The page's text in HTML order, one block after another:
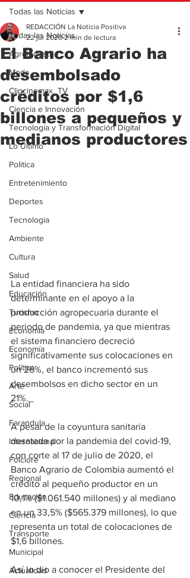
Todas las Noticias
Agroindustria
Moda
Clipcinemax_TV
Ciencia e Innovación
Tecnología y Transformación Digital
Lo Ultimo
Politica
Entretenimiento
Deportes
Tecnologia
Ambiente
Cultura
Salud
Educación
Turismo
Economía
Economía
Política
Arte
Social
Farandula
Internacional
Folclore
Regional
Educación
Ciencia
Transporte
Municipal
Actualidad
Todas las Noticias
El Banco Agrario ha
desembolsado
créditos por $1,6
billones a pequeños y
medianos productores
REDACCIÓN La Noticia Positiva
22 jul 2020 2 min de lectura
La entidad financiera ha sido
determinante en el apoyo a la
producción agropecuaria durante el
periodo de pandemia, ya que mientras
el sistema financiero decreció
significativamente sus colocaciones en
un 26%, el banco incrementó sus
desembolsos en dicho sector en un
21%._
A pesar de la coyuntura sanitaria
desatada por la pandemia del covid-19,
con corte al 17 de julio de 2020, el
Banco Agrario de Colombia aumentó el
crédito al pequeño productor en un
10,1% ($1.061.540 millones) y al mediano
en un 33,5% ($565.379 millones), lo que
representa un total de colocaciones de
$1,6 billones.
Así lo dio a conocer el Presidente del